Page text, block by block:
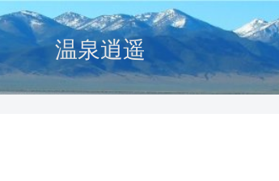
温泉逍遥